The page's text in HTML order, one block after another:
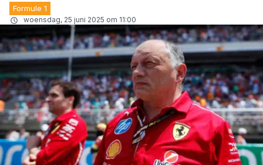
Formule 1
woensdag, 25 juni 2025 om 11:00